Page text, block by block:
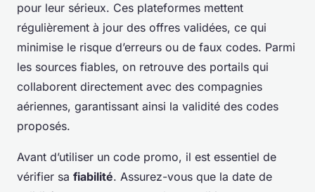
pour leur sérieux. Ces plateformes mettent
régulièrement à jour des offres validées, ce qui
minimise le risque d’erreurs ou de faux codes. Parmi
les sources fiables, on retrouve des portails qui
collaborent directement avec des compagnies
aériennes, garantissant ainsi la validité des codes
proposés.
Avant d’utiliser un code promo, il est essentiel de
vérifier sa fiabilité. Assurez-vous que la date de